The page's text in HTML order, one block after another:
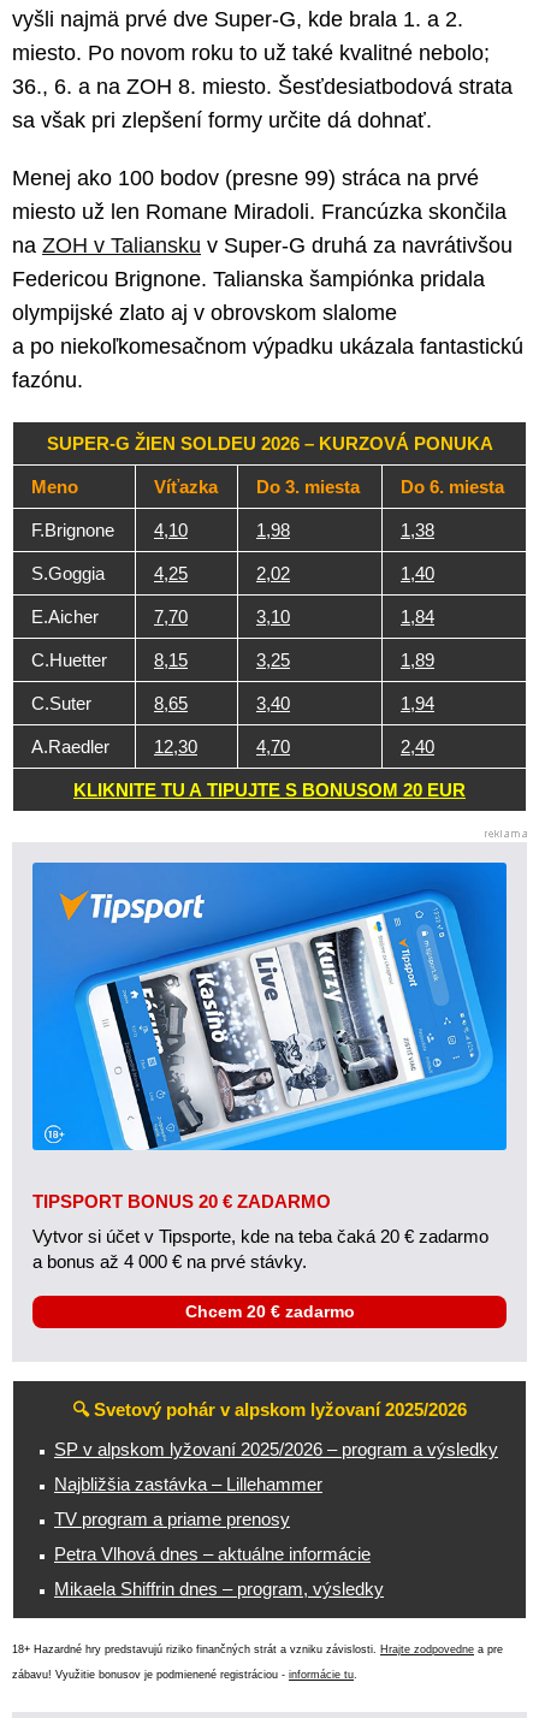
vyšli najmä prvé dve Super-G, kde brala 1. a 2.
miesto. Po novom roku to už také kvalitné nebolo;
36., 6. a na ZOH 8. miesto. Šesťdesiatbodová strata
sa však pri zlepšení formy určite dá dohnať.
Menej ako 100 bodov (presne 99) stráca na prvé
miesto už len Romane Miradoli. Francúzka skončila
na ZOH v Taliansku v Super-G druhá za navrátivšou
Federicou Brignone. Talianska šampiónka pridala
olympijské zlato aj v obrovskom slalome
a po niekoľkomesačnom výpadku ukázala fantastickú
fazónu.
SUPER-G ŽIEN SOLDEU 2026 – KURZOVÁ PONUKA
Meno Víťazka Do 3. miesta Do 6. miesta
F.Brignone 4,10 1,98 1,38
S.Goggia 4,25 2,02 1,40
E.Aicher 7,70 3,10 1,84
C.Huetter 8,15 3,25 1,89
C.Suter 8,65 3,40 1,94
A.Raedler 12,30 4,70 2,40
KLIKNITE TU A TIPUJTE S BONUSOM 20 EUR
TIPSPORT BONUS 20 € ZADARMO
Vytvor si účet v Tipsporte, kde na teba čaká 20 € zadarmo
a bonus až 4 000 € na prvé stávky.
Chcem 20 € zadarmo
🔍 Svetový pohár v alpskom lyžovaní 2025/2026
SP v alpskom lyžovaní 2025/2026 – program a výsledky
Najbližšia zastávka – Lillehammer
TV program a priame prenosy
Petra Vlhová dnes – aktuálne informácie
Mikaela Shiffrin dnes – program, výsledky
18+ Hazardné hry predstavujú riziko finančných strát a vzniku závislosti. Hrajte zodpovedne a pre
zábavu! Využitie bonusov je podmienené registráciou - informácie tu